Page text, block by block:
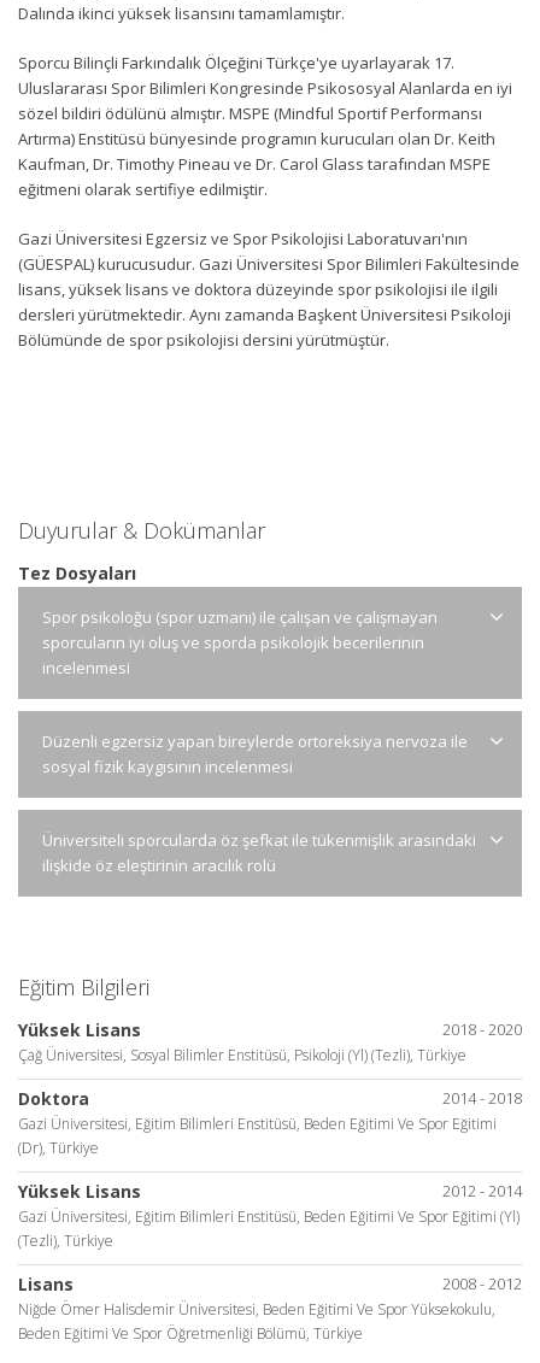
Dalında ikinci yüksek lisansını tamamlamıştır.
Sporcu Bilinçli Farkındalık Ölçeğini Türkçe'ye uyarlayarak 17.
Uluslararası Spor Bilimleri Kongresinde Psikososyal Alanlarda en iyi
sözel bildiri ödülünü almıştır. MSPE (Mindful Sportif Performansı
Artırma) Enstitüsü bünyesinde programın kurucuları olan Dr. Keith
Kaufman, Dr. Timothy Pineau ve Dr. Carol Glass tarafından MSPE
eğitmeni olarak sertifiye edilmiştir.
Gazi Üniversitesi Egzersiz ve Spor Psikolojisi Laboratuvarı'nın
(GÜESPAL) kurucusudur. Gazi Üniversitesi Spor Bilimleri Fakültesinde
lisans, yüksek lisans ve doktora düzeyinde spor psikolojisi ile ilgili
dersleri yürütmektedir. Aynı zamanda Başkent Üniversitesi Psikoloji
Bölümünde de spor psikolojisi dersini yürütmüştür.
Duyurular & Dokümanlar
Tez Dosyaları
Spor psikoloğu (spor uzmanı) ile çalışan ve çalışmayan
sporcuların iyi oluş ve sporda psikolojik becerilerinin
incelenmesi
Düzenli egzersiz yapan bireylerde ortoreksiya nervoza ile
sosyal fizik kaygısının incelenmesi
Üniversiteli sporcularda öz şefkat ile tükenmişlik arasındaki
ilişkide öz eleştirinin aracılık rolü
Eğitim Bilgileri
2018 - 2020
Yüksek Lisans
Çağ Üniversitesi, Sosyal Bilimler Enstitüsü, Psikoloji (Yl) (Tezli), Türkiye
2014 - 2018
Doktora
Gazi Üniversitesi, Eğitim Bilimleri Enstitüsü, Beden Eğitimi Ve Spor Eğitimi
(Dr), Türkiye
2012 - 2014
Yüksek Lisans
Gazi Üniversitesi, Eğitim Bilimleri Enstitüsü, Beden Eğitimi Ve Spor Eğitimi (Yl)
(Tezli), Türkiye
2008 - 2012
Lisans
Niğde Ömer Halisdemir Üniversitesi, Beden Eğitimi Ve Spor Yüksekokulu,
Beden Eğitimi Ve Spor Öğretmenliği Bölümü, Türkiye